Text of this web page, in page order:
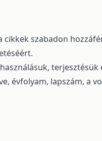
szabadon
évfolyam, lapszám, a